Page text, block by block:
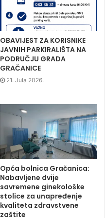
OBAVIJEST ZA KORISNIKE
JAVNIH PARKIRALIŠTA NA
PODRUČJU GRADA
GRAČANICE
21. Jula 2026.
Opća bolnica Gračanica:
Nabavljene dvije
savremene ginekološke
stolice za unapređenje
kvaliteta zdravstvene
zaštite